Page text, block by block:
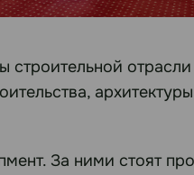
отрасли
За ними стоят